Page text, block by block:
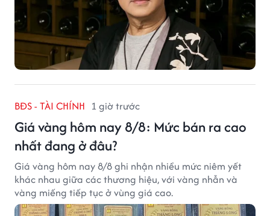
BĐS - TÀI CHÍNH 1 giờ trước
Giá vàng hôm nay 8/8: Mức bán ra cao
nhất đang ở đâu?
Giá vàng hôm nay 8/8 ghi nhận nhiều mức niêm yết
khác nhau giữa các thương hiệu, với vàng nhẫn và
vàng miếng tiếp tục ở vùng giá cao.